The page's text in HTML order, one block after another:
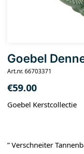
Goebel
Art.nr. 66703371
€59.00
Goebel Kerstcollectie
” Verschneiter